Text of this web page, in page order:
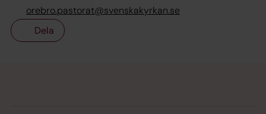
orebro.pastorat@svenskakyrkan.se
Dela